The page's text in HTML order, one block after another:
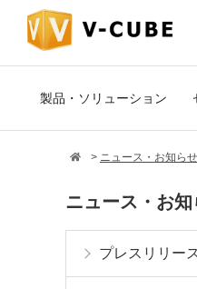
製品・ソリューション
ニュース・お知らせ
ニュース・お知
プレスリリー